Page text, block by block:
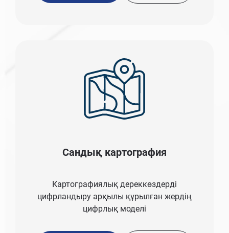
Сандық картография
Картографиялық дереккөздерді
цифрландыру арқылы құрылған жердің
цифрлық моделі